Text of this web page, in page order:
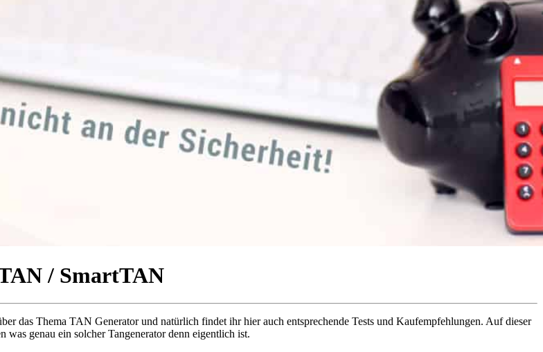
/ SmartTAN
das Thema TAN Generator und natürlich findet ihr hier auch entsprechende Tests und Kaufempfehlungen. Auf dieser
was genau ein solcher Tangenerator denn eigentlich ist.